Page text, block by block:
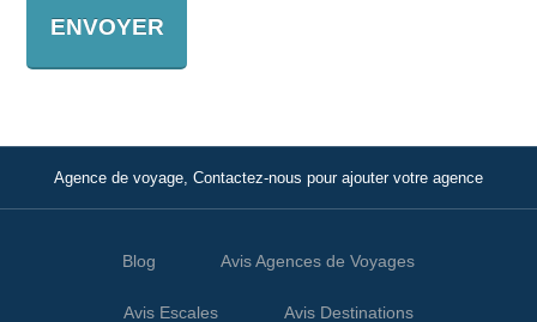
Agence de voyage, Contactez-nous pour ajouter votre agence
Blog Avis Agences de Voyages
Avis Escales Avis Destinations